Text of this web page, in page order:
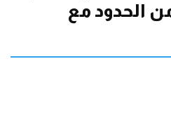
الحدود مع